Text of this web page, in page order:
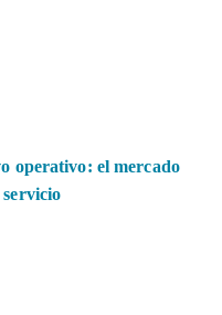
operativo: el mercado